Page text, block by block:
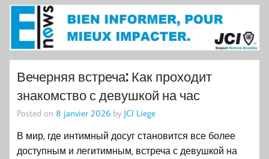
Вечерняя встреча: Как проходит
знакомство с девушкой на час
Posted on 8 janvier 2026 by JCI Liege
В мир, где интимный досуг становится все более
доступным и легитимным, встреча с девушкой на